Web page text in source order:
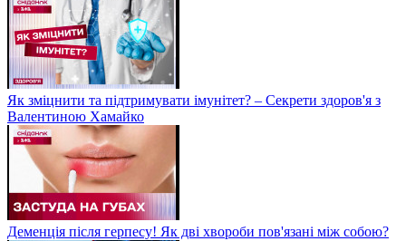
Як зміцнити та підтримувати імунітет? – Секрети здоров'я з
Валентиною Хамайко
Деменція після герпесу! Як дві хвороби пов'язані між собою?